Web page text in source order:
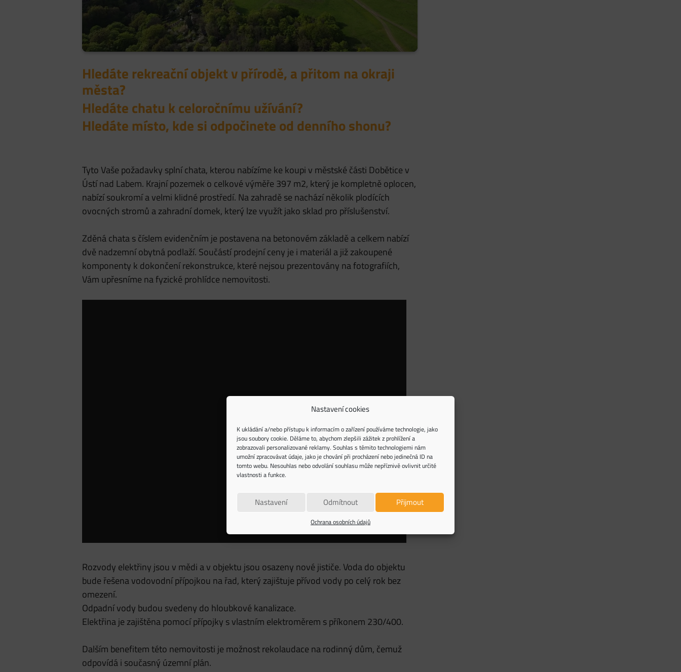
Nastavení cookies
K ukládání a/nebo přístupu k informacím o zařízení používáme technologie, jako
jsou soubory cookie. Děláme to, abychom zlepšili zážitek z prohlížení a
zobrazovali personalizované reklamy. Souhlas s těmito technologiemi nám
umožní zpracovávat údaje, jako je chování při procházení nebo jedinečná ID na
tomto webu. Nesouhlas nebo odvolání souhlasu může nepříznivě ovlivnit určité
vlastnosti a funkce.
Přijmout
Odmítnout
Nastavení
Ochrana osobních údajů
Hledáte rekreační objekt v přírodě, a přitom na okraji
města?
Hledáte chatu k celoročnímu užívání?
Hledáte místo, kde si odpočinete od denního shonu?
Tyto Vaše požadavky splní chata, kterou nabízíme ke koupi v městské části Dobětice v
Ústí nad Labem. Krajní pozemek o celkové výměře 397 m2, který je kompletně oplocen,
nabízí soukromí a velmi klidné prostředí. Na zahradě se nachází několik plodících
ovocných stromů a zahradní domek, který lze využít jako sklad pro příslušenství.
Zděná chata s číslem evidenčním je postavena na betonovém základě a celkem nabízí
dvě nadzemní obytná podlaží. Součástí prodejní ceny je i materiál a již zakoupené
komponenty k dokončení rekonstrukce, které nejsou prezentovány na fotografiích,
Vám upřesníme na fyzické prohlídce nemovitosti.
Rozvody elektřiny jsou v mědi a v objektu jsou osazeny nové jističe. Voda do objektu
bude řešena vodovodní přípojkou na řad, který zajištuje přívod vody po celý rok bez
omezení.
Odpadní vody budou svedeny do hloubkové kanalizace.
Elektřina je zajištěna pomocí přípojky s vlastním elektroměrem s příkonem 230/400.
Dalším benefitem této nemovitosti je možnost rekolaudace na rodinný dům, čemuž
odpovídá i současný územní plán.